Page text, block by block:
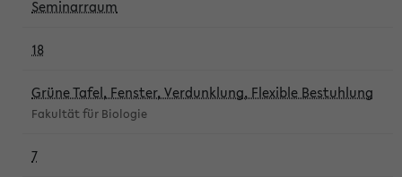
Seminarraum
18
Grüne Tafel, Fenster, Verdunklung, Flexible Bestuhlung
Fakultät für Biologie
7